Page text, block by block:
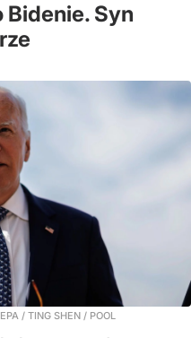
Syn
/ TING SHEN / POOL